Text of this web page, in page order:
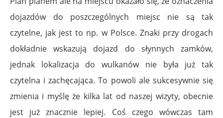
dojazdów do poszczególnych miejsc nie są tak
czytelne, jak jest to np. w Polsce. Znaki przy drogach
dokładnie wskazują dojazd do słynnych zamków,
jednak lokalizacja do wulkanów nie była już tak
czytelna i zachęcająca. To powoli ale sukcesywnie się
zmienia i myślę że kilka lat od naszej wizyty, obecnie
jest już znacznie lepiej. Coś czego wówczas tam